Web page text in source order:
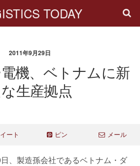
TODAY
2011年9月29日
機、ベトナムに新
生産拠点
ート ピン メール
、製造孫会社であるベトナム・ダ